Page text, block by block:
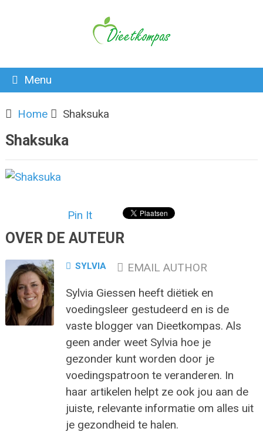
Menu
Home Shaksuka
Shaksuka
Pin It
OVER DE AUTEUR
SYLVIA
EMAIL AUTHOR
Sylvia Giessen heeft diëtiek en
voedingsleer gestudeerd en is de
vaste blogger van Dieetkompas. Als
geen ander weet Sylvia hoe je
gezonder kunt worden door je
voedingspatroon te veranderen. In
haar artikelen helpt ze ook jou aan de
juiste, relevante informatie om alles uit
je gezondheid te halen.